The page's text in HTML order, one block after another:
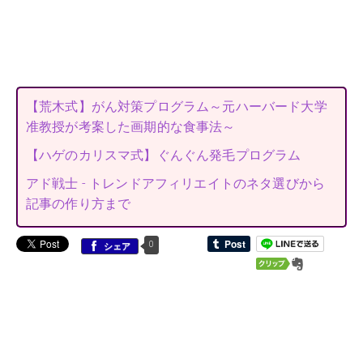
【荒木式】がん対策プログラム～元ハーバード大学
准教授が考案した画期的な食事法～
【ハゲのカリスマ式】ぐんぐん発毛プログラム
アド戦士 - トレンドアフィリエイトのネタ選びから
記事の作り方まで
シェア 0